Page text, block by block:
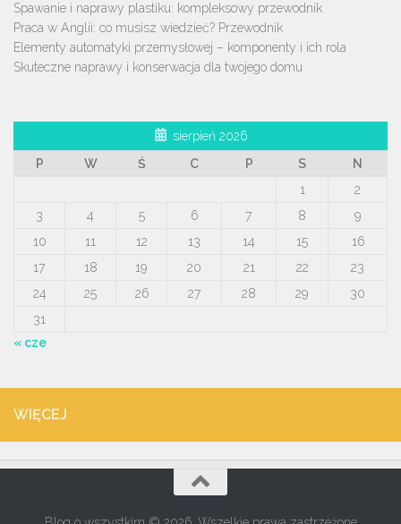
Spawanie i naprawy plastiku: kompleksowy przewodnik
Praca w Anglii: co musisz wiedzieć? Przewodnik
Elementy automatyki przemysłowej – komponenty i ich rola
Skuteczne naprawy i konserwacja dla twojego domu
sierpień 2026
P
W Ś C P S
N
1
2
3
4 5 6 7 8
9
10
11 12 13 14 15
16
17
18 19 20 21 22
23
24
25 26 27 28 29
30
31
« cze
WIĘCEJ